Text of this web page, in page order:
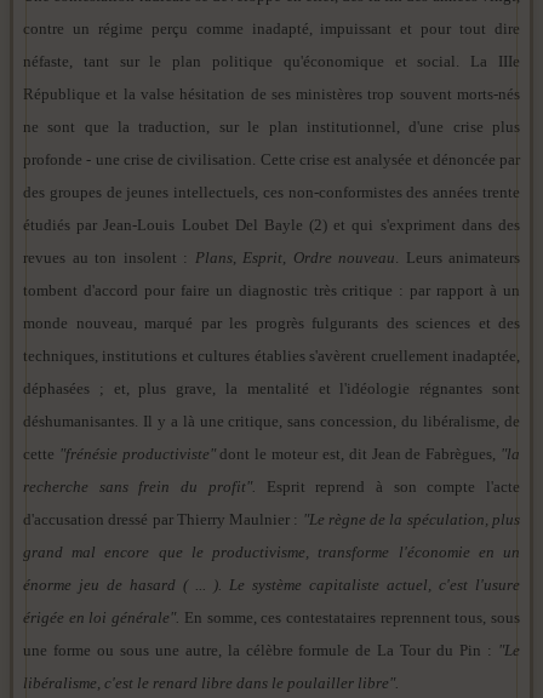
contre un régime perçu comme inadapté, impuissant et pour tout dire
néfaste, tant sur le plan politique qu'économique et social. La IIIe
République et la valse hésitation de ses ministères trop souvent morts-nés
ne sont que la traduction, sur le plan institutionnel, d'une crise plus
profonde - une crise de civilisation. Cette crise est analysée et dénoncée par
des groupes de jeunes intellectuels, ces non-conformistes des années trente
étudiés par Jean-Louis Loubet Del Bayle (2) et qui s'expriment dans des
revues au ton insolent : Plans, Esprit, Ordre nouveau. Leurs animateurs
tombent d'accord pour faire un diagnostic très critique : par rapport à un
monde nouveau, marqué par les progrès fulgurants des sciences et des
techniques, institutions et cultures établies s'avèrent cruellement inadaptée,
déphasées ; et, plus grave, la mentalité et l'idéologie régnantes sont
déshumanisantes. Il y a là une critique, sans concession, du libéralisme, de
cette "frénésie productiviste"dont le moteur est, dit Jean de Fabrègues, "la
recherche sans frein du profit". Esprit reprend à son compte l'acte
d'accusation dressé par Thierry Maulnier : "Le règne de la spéculation, plus
grand mal encore que le productivisme, transforme l'économie en un
énorme jeu de hasard ( ... ). Le système capitaliste actuel, c'est l'usure
érigée en loi générale". En somme, ces contestataires reprennent tous, sous
une forme ou sous une autre, la célèbre formule de La Tour du Pin : "Le
libéralisme, c'est le renard libre dans le poulailler libre".